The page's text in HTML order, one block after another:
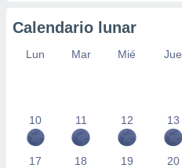
Calendario lunar
Lun Mar Mié Jue
10 11 12 13
17 18 19 20